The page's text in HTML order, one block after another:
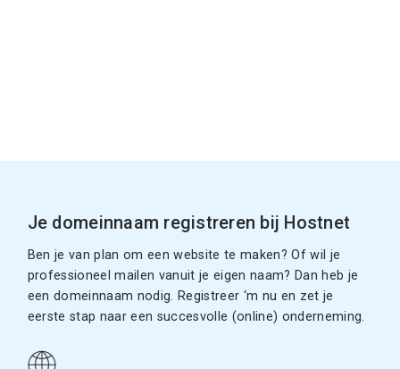
Je domeinnaam registreren bij Hostnet
Ben je van plan om een website te maken? Of wil je
professioneel mailen vanuit je eigen naam? Dan heb je
een domeinnaam nodig. Registreer ‘m nu en zet je
eerste stap naar een succesvolle (online) onderneming.